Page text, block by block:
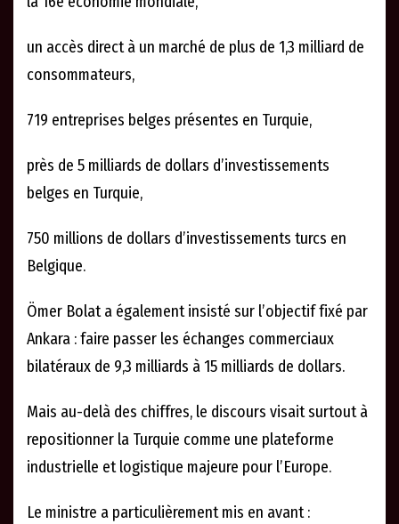
un accès direct à un marché de plus de 1,3 milliard de
consommateurs,
719 entreprises belges présentes en Turquie,
près de 5 milliards de dollars d’investissements
belges en Turquie,
750 millions de dollars d’investissements turcs en
Belgique.
Ömer Bolat a également insisté sur l’objectif fixé par
Ankara : faire passer les échanges commerciaux
bilatéraux de 9,3 milliards à 15 milliards de dollars.
Mais au-delà des chiffres, le discours visait surtout à
repositionner la Turquie comme une plateforme
industrielle et logistique majeure pour l’Europe.
Le ministre a particulièrement mis en avant :